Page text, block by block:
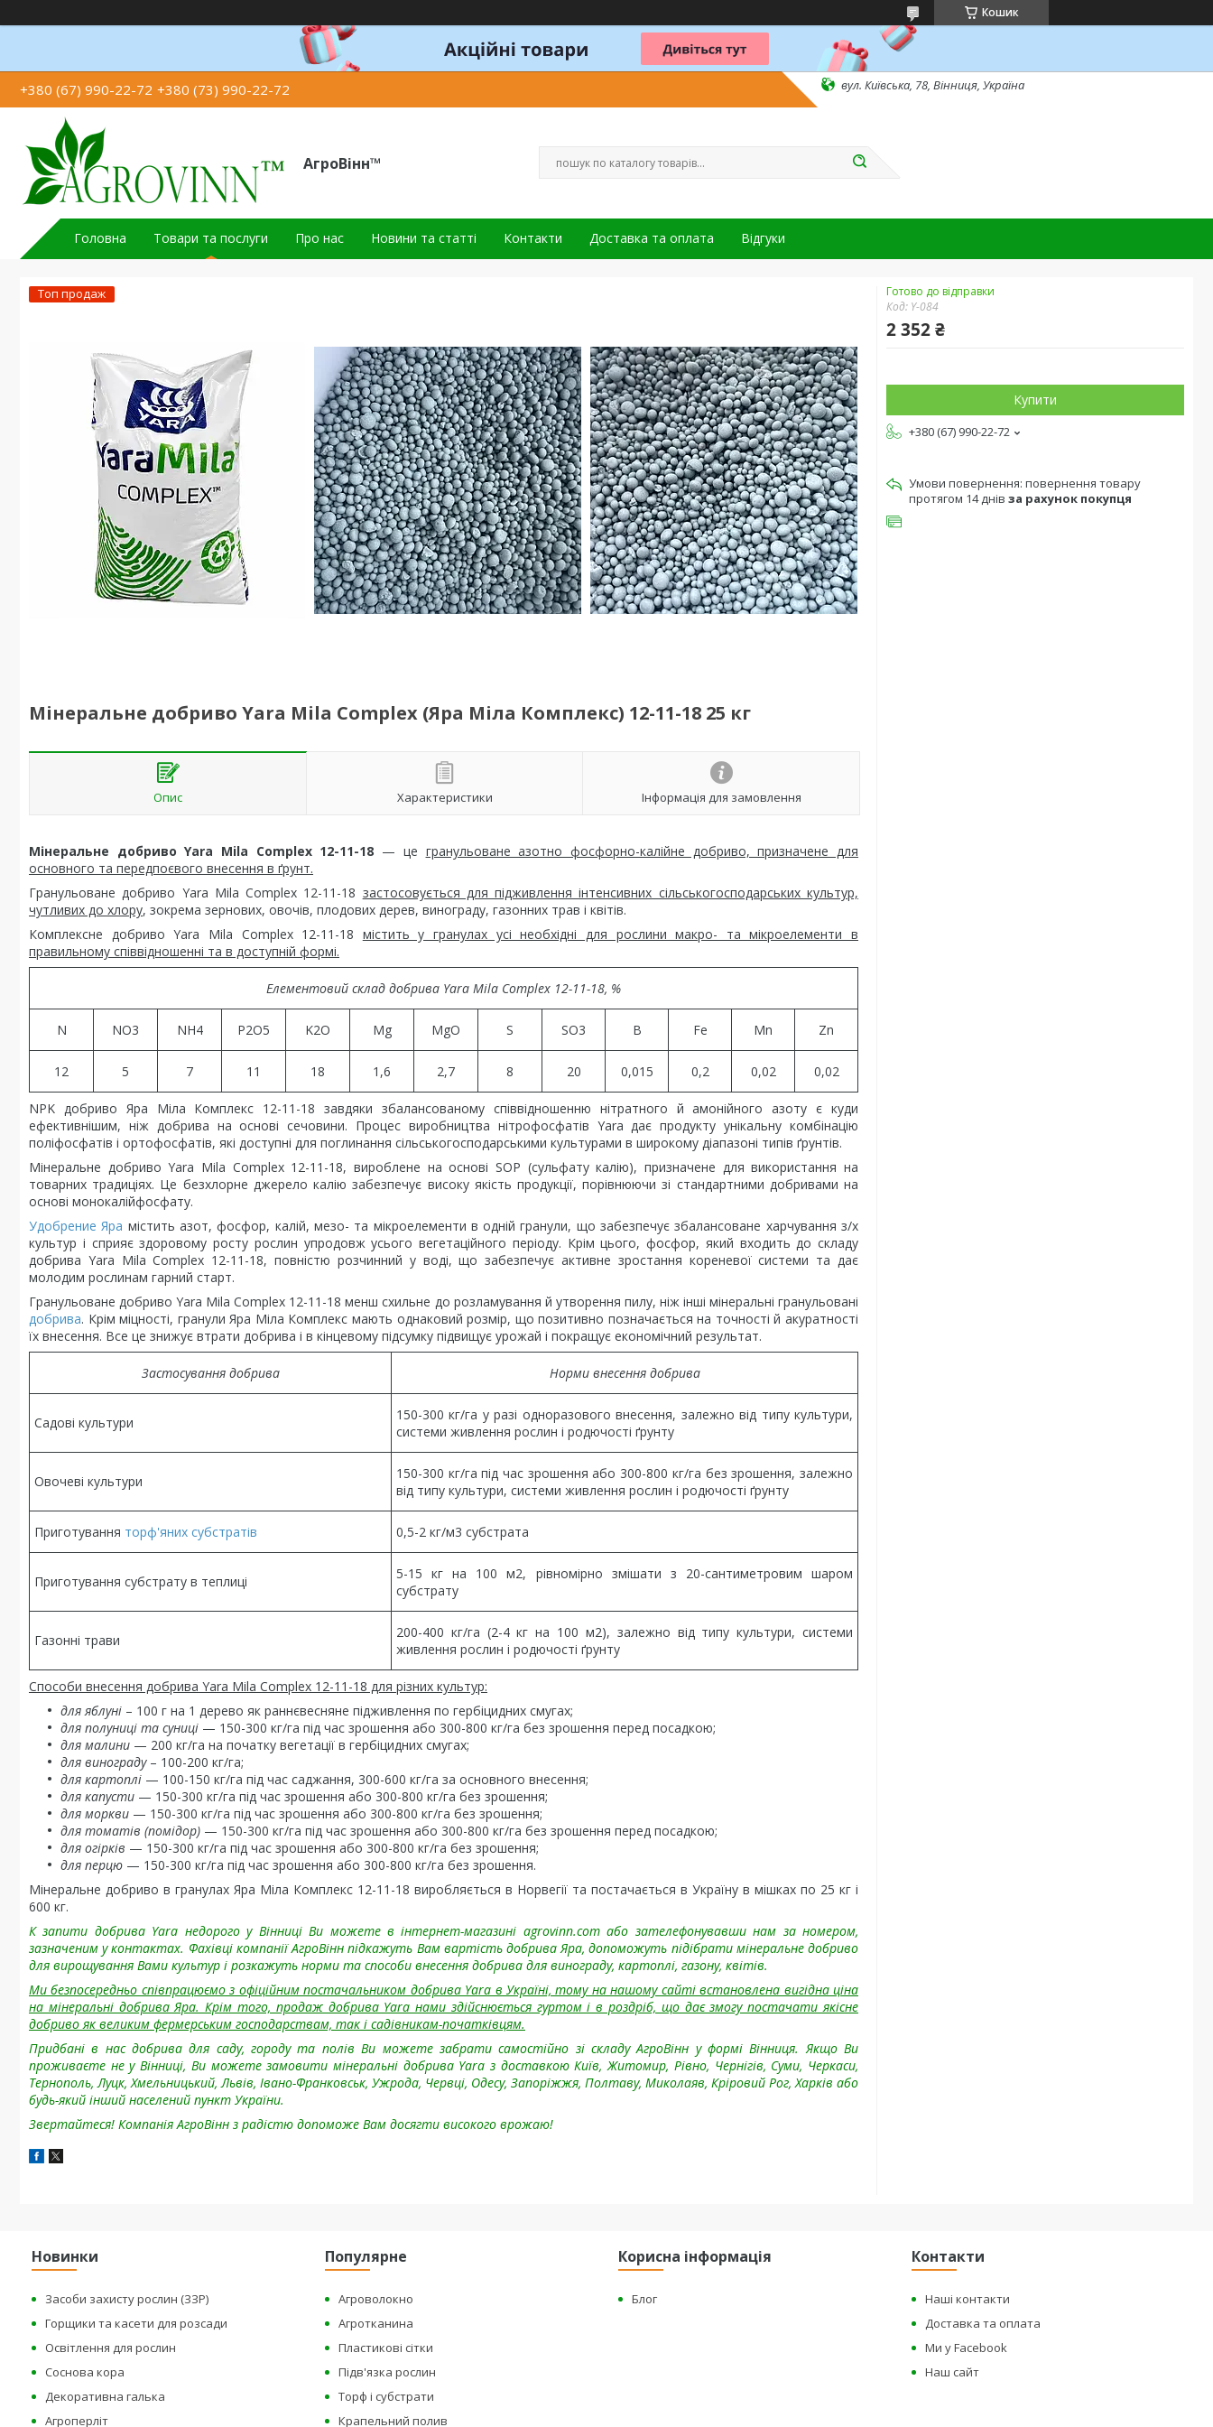
Кошик
+380 (67) 990-22-72 +380 (73) 990-22-72 вул. Київська, 78, Вінниця, Україна
АгроВінн™
Головна Товари та послуги Про нас Новини та статті Контакти Доставка та оплата Відгуки
Топ продаж
Мінеральне добриво Yara Mila Complex (Яра Міла Комплекс) 12-11-18 25 кг
Опис Характеристики Інформація для замовлення
Мінеральне добриво Yara Mila Complex 12-11-18 — це гранульоване азотно фосфорно-калійне добриво, призначене для
основного та передпоєвого внесення в ґрунт.
Гранульоване добриво Yara Mila Complex 12-11-18 застосовується для підживлення інтенсивних сільськогосподарських культур,
чутливих до хлору, зокрема зернових, овочів, плодових дерев, винограду, газонних трав і квітів.
Комплексне добриво Yara Mila Complex 12-11-18 містить у гранулах усі необхідні для рослини макро- та мікроелементи в
правильному співвідношенні та в доступній формі.
Елементовий склад добрива Yara Mila Complex 12-11-18, %
N NO3 NH4 P2O5 K2O Mg MgO S SO3 B Fe Mn Zn
12 5 7 11 18 1,6 2,7 8 20 0,015 0,2 0,02 0,02
NPK добриво Яра Міла Комплекс 12-11-18 завдяки збалансованому співвідношенню нітратного й амонійного азоту є куди
ефективнішим, ніж добрива на основі сечовини. Процес виробництва нітрофосфатів Yara дає продукту унікальну комбінацію
поліфосфатів і ортофосфатів, які доступні для поглинання сільськогосподарськими культурами в широкому діапазоні типів ґрунтів.
Мінеральне добриво Yara Mila Complex 12-11-18, вироблене на основі SOP (сульфату калію), призначене для використання на
товарних традиціях. Це безхлорне джерело калію забезпечує високу якість продукції, порівнюючи зі стандартними добривами на
основі монокалійфосфату.
Удобрение Яра містить азот, фосфор, калій, мезо- та мікроелементи в одній гранули, що забезпечує збалансоване харчування з/х
культур і сприяє здоровому росту рослин упродовж усього вегетаційного періоду. Крім цього, фосфор, який входить до складу
добрива Yara Mila Complex 12-11-18, повністю розчинний у воді, що забезпечує активне зростання кореневої системи та дає
молодим рослинам гарний старт.
Гранульоване добриво Yara Mila Complex 12-11-18 менш схильне до розламування й утворення пилу, ніж інші мінеральні гранульовані
добрива. Крім міцності, гранули Яра Міла Комплекс мають однаковий розмір, що позитивно позначається на точності й акуратності
їх внесення. Все це знижує втрати добрива і в кінцевому підсумку підвищує урожай і покращує економічний результат.
Застосування добрива Норми внесення добрива
Садові культури
150-300 кг/га у разі одноразового внесення, залежно від типу культури,
системи живлення рослин і родючості ґрунту
Овочеві культури
150-300 кг/га під час зрошення або 300-800 кг/га без зрошення, залежно
від типу культури, системи живлення рослин і родючості ґрунту
Приготування торф'яних субстратів 0,5-2 кг/м3 субстрата
Приготування субстрату в теплиці
5-15 кг на 100 м2, рівномірно змішати з 20-сантиметровим шаром
субстрату
Газонні трави
200-400 кг/га (2-4 кг на 100 м2), залежно від типу культури, системи
живлення рослин і родючості ґрунту
Способи внесення добрива Yara Mila Complex 12-11-18 для різних культур:
для яблуні – 100 г на 1 дерево як раннєвесняне підживлення по гербіцидних смугах;
для полуниці та суниці — 150-300 кг/га під час зрошення або 300-800 кг/га без зрошення перед посадкою;
для малини — 200 кг/га на початку вегетації в гербіцидних смугах;
для винограду– 100-200 кг/га;
для картоплі — 100-150 кг/га під час саджання, 300-600 кг/га за основного внесення;
для капусти — 150-300 кг/га під час зрошення або 300-800 кг/га без зрошення;
для моркви — 150-300 кг/га під час зрошення або 300-800 кг/га без зрошення;
для томатів (помідор) — 150-300 кг/га під час зрошення або 300-800 кг/га без зрошення перед посадкою;
для огірків — 150-300 кг/га під час зрошення або 300-800 кг/га без зрошення;
для перцю — 150-300 кг/га під час зрошення або 300-800 кг/га без зрошення.
Мінеральне добриво в гранулах Яра Міла Комплекс 12-11-18 виробляється в Норвегії та постачається в Україну в мішках по 25 кг і
600 кг.
К запити добрива Yara недорого у Вінниці Ви можете в інтернет-магазині agrovinn.com або зателефонувавши нам за номером,
зазначеним у контактах. Фахівці компанії АгроВінн підкажуть Вам вартість добрива Яра, допоможуть підібрати мінеральне добриво
для вирощування Вами культур і розкажуть норми та способи внесення добрива для винограду, картоплі, газону, квітів.
Ми безпосередньо співпрацюємо з офіційним постачальником добрива Yara в Україні, тому на нашому сайті встановлена вигідна ціна
на мінеральні добрива Яра. Крім того, продаж добрива Yara нами здійснюється гуртом і в роздріб, що дає змогу постачати якісне
добриво як великим фермерським господарствам, так і садівникам-початківцям.
Придбані в нас добрива для саду, городу та полів Ви можете забрати самостійно зі складу АгроВінн у формі Вінниця. Якщо Ви
проживаєте не у Вінниці, Ви можете замовити мінеральні добрива Yara з доставкоюКиїв, Житомир, Рівно, Чернігів, Суми, Черкаси,
Тернополь, Луцк, Хмельницький, Львів, Івано-Франковськ, Ужрода, Червці, Одесу, Запоріжжя, Полтаву, Миколаяв, Кріровий Рог, Харків або
будь-який інший населений пункт України.
Звертайтеся! Компанія АгроВінн з радістю допоможе Вам досягти високого врожаю!
Готово до відправки
Код: Y-084
2 352 ₴
Купити
+380 (67) 990-22-72
повернення товару
протягом 14 днів за рахунок покупця
Новинки
Засоби захисту рослин (ЗЗР)
Горщики та касети для розсади
Освітлення для рослин
Соснова кора
Декоративна галька
Агроперліт
Популярне
Агроволокно
Агротканина
Пластикові сітки
Підв'язка рослин
Торф і субстрати
Крапельний полив
Корисна інформація
Блог
Контакти
Наші контакти
Доставка та оплата
Ми у Facebook
Наш сайт